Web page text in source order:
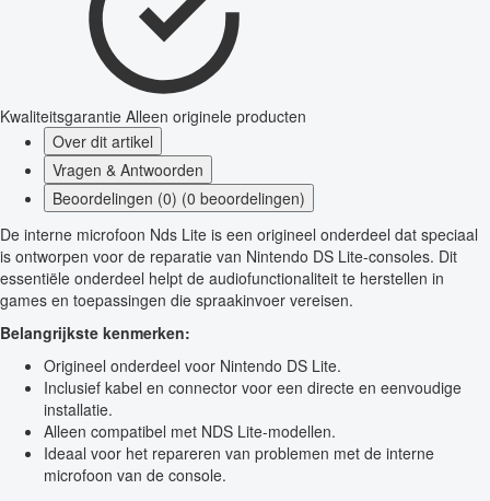
Kwaliteitsgarantie Alleen originele producten
Over dit artikel
Vragen & Antwoorden
Beoordelingen (0) (0 beoordelingen)
De interne microfoon Nds Lite is een origineel onderdeel dat speciaal
is ontworpen voor de reparatie van Nintendo DS Lite-consoles. Dit
essentiële onderdeel helpt de audiofunctionaliteit te herstellen in
games en toepassingen die spraakinvoer vereisen.
Belangrijkste kenmerken:
Origineel onderdeel voor Nintendo DS Lite.
Inclusief kabel en connector voor een directe en eenvoudige
installatie.
Alleen compatibel met NDS Lite-modellen.
Ideaal voor het repareren van problemen met de interne
microfoon van de console.